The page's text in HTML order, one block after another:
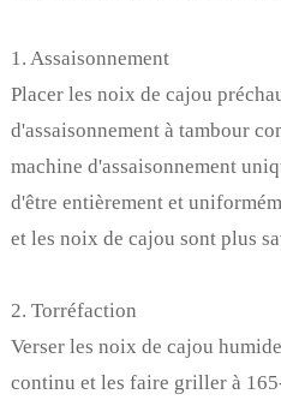
1. Assaisonnement
Placer les noix de cajou
d'assaisonnement à tambour
machine d'assaisonnement
d'être entièrement et
et les noix de cajou sont plus
2. Torréfaction
Verser les noix de cajou
continu et les faire griller à